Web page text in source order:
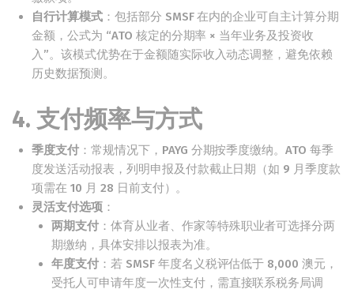
自行计算模式：包括部分 SMSF 在内的企业可自主计算分期
金额，公式为 “ATO 核定的分期率 × 当年业务及投资收
入”。该模式优势在于金额随实际收入动态调整，避免依赖
历史数据预测。
4. 支付频率与方式
季度支付：常规情况下，PAYG 分期按季度缴纳。ATO 每季
度发送活动报表，列明申报及付款截止日期（如 9 月季度款
项需在 10 月 28 日前支付）。
灵活支付选项：
两期支付：体育从业者、作家等特殊职业者可选择分两
期缴纳，具体安排以报表为准。
年度支付：若 SMSF 年度名义税评估低于 8,000 澳元，
受托人可申请年度一次性支付，需直接联系税务局调